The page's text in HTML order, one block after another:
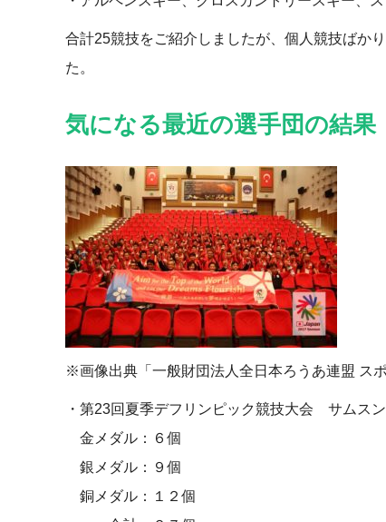
合計25競技をご紹介しましたが、個人競技ばか
た。
気になる最近の選手団の結果
※画像出典「一般財団法人全日本ろうあ連盟 ス
・第23回夏季デフリンピック競技大会 サムス
金メダル：６個
銀メダル：９個
銅メダル：１２個